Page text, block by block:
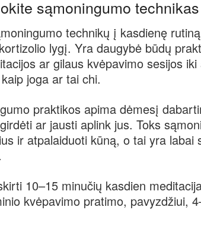
sąmoningumo technikas
technikų į kasdienę
lygį. Yra daugybė būdų
ar gilaus kvėpavimo sesijos
joga ar tai chi.
praktikos apima dėmesį
ar jausti aplink jus. Toks
ir atpalaiduoti kūną, o tai yra labai
10–15 minučių kasdien
kvėpavimo pratimo, pavyzdžiui,